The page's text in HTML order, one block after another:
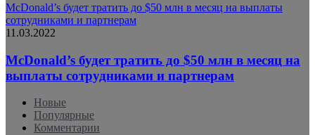
McDonald’s будет тратить до $50 млн в месяц на выплаты
сотрудниками и партнерам
11.03.2022
McDonald’s будет тратить до $50 млн в месяц на
выплаты сотрудниками и партнерам
Новые
Популярные
Комментарии